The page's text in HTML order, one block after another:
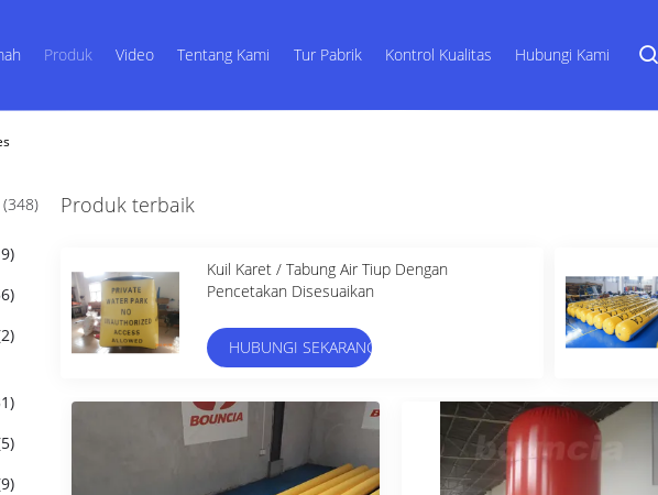
Produk Video Tentang Kami Tur Pabrik Kontrol Kualitas Hubungi Kami
(348) Produk terbaik
Kuil Karet / Tabung Air Tiup Dengan
Pencetakan Disesuaikan
HUBUNGI SEKARANG